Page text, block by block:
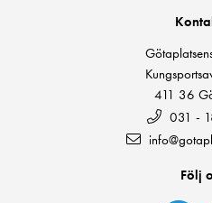
411 36
031 -
Följ